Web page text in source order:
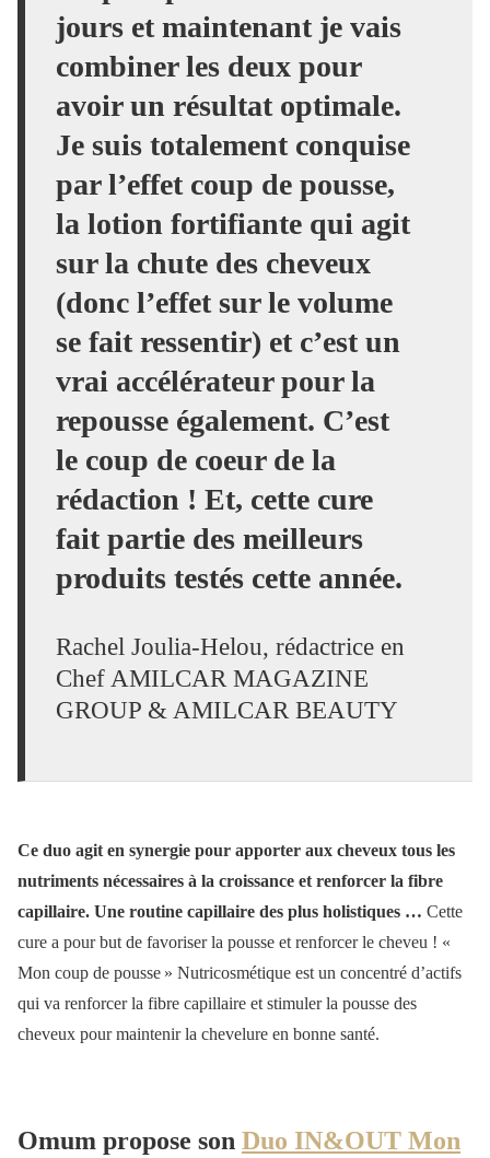
jours et maintenant je vais
combiner les deux pour
avoir un résultat optimale.
Je suis totalement conquise
par l’effet coup de pousse,
la lotion fortifiante qui agit
sur la chute des cheveux
(donc l’effet sur le volume
se fait ressentir) et c’est un
vrai accélérateur pour la
repousse également. C’est
le coup de coeur de la
rédaction ! Et, cette cure
fait partie des meilleurs
produits testés cette année.
Rachel Joulia-Helou, rédactrice en
Chef AMILCAR MAGAZINE
GROUP & AMILCAR BEAUTY
Ce duo agit en synergie pour apporter aux cheveux tous les
nutriments nécessaires à la croissance et renforcer la fibre
capillaire. Une routine capillaire des plus holistiques … Cette
cure a pour but de favoriser la pousse et renforcer le cheveu ! «
Mon coup de pousse » Nutricosmétique est un concentré d’actifs
qui va renforcer la fibre capillaire et stimuler la pousse des
cheveux pour maintenir la chevelure en bonne santé.
Omum propose son Duo IN&OUT Mon